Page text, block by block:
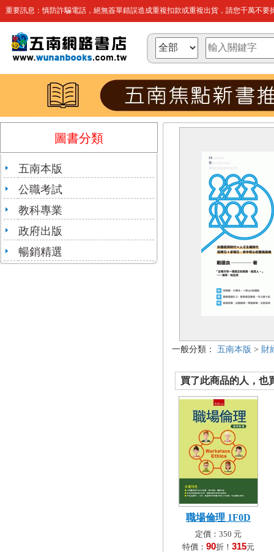
重要訊息：慎防詐騙電話，絕無簽單錯誤造成重複扣款或重複出貨，請您千萬不要
圖書分類
五南本版
公職考試
教科專業
政府出版
暢銷精選
一般分類： 五南本版 > 財
買了此商品的人，也
職場倫理 1F0D
定價：350 元
特價： 90折！ 315元